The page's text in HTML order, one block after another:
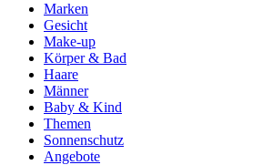
Marken
Gesicht
Make-up
Körper & Bad
Haare
Männer
Baby & Kind
Themen
Sonnenschutz
Angebote